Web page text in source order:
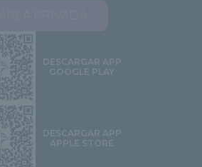
DESCARGAR APP
GOOGLE PLAY
DESCARGAR APP
APPLE STORE